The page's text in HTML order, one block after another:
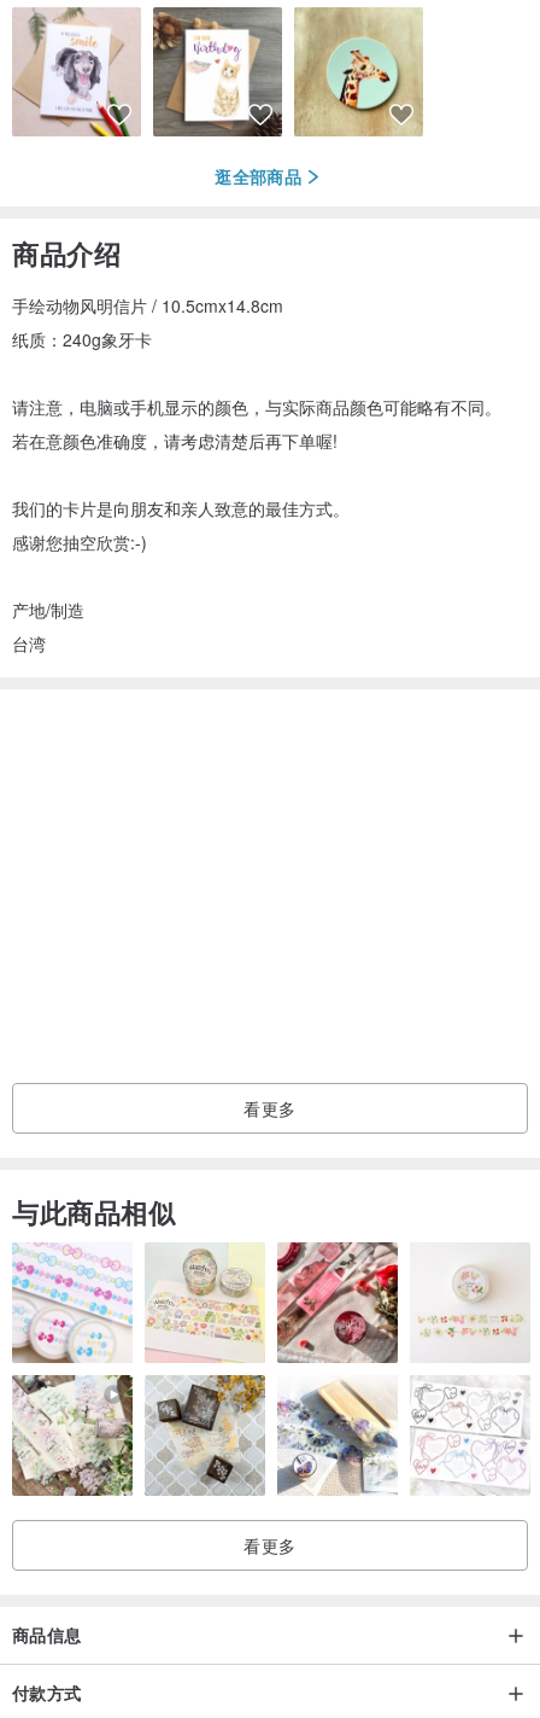
逛全部商品
商品介绍
手绘动物风明信片 / 10.5cmx14.8cm
纸质：240g象牙卡
请注意，电脑或手机显示的颜色，与实际商品颜色可能略有不同。
若在意颜色准确度，请考虑清楚后再下单喔!
我们的卡片是向朋友和亲人致意的最佳方式。
感谢您抽空欣赏:-)
产地/制造
台湾
看更多
与此商品相似
看更多
商品信息
付款方式